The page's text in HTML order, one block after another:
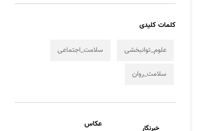
کلمات کلیدی
علوم_توانبخشی سلامت_اجتماعی
سلامت_روان
خبرنگار عکاس